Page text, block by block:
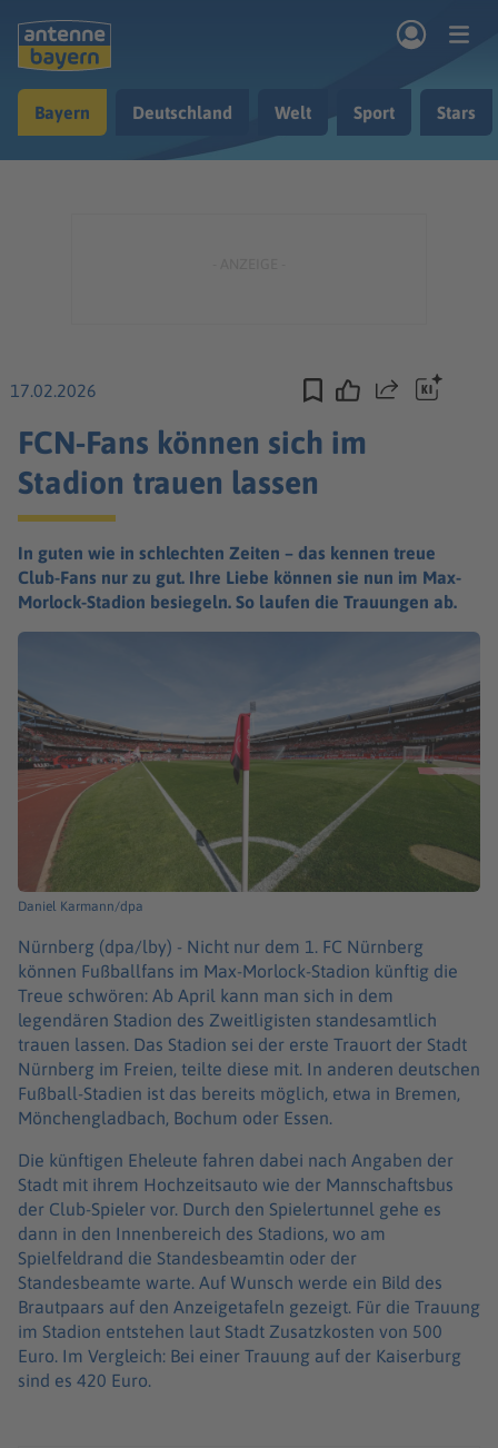
Musik & Radio
Bayern Deutschland Welt Sport Stars
17.02.2026 Teilen
FCN-Fans können sich im
Stadion trauen lassen
In guten wie in schlechten Zeiten – das kennen treue
Club-Fans nur zu gut. Ihre Liebe können sie nun im Max-
Morlock-Stadion besiegeln. So laufen die Trauungen ab.
Daniel Karmann/dpa
Nürnberg (dpa/lby) - Nicht nur dem 1. FC Nürnberg
können Fußballfans im Max-Morlock-Stadion künftig die
Treue schwören: Ab April kann man sich in dem
legendären Stadion des Zweitligisten standesamtlich
trauen lassen. Das Stadion sei der erste Trauort der Stadt
Nürnberg im Freien, teilte diese mit. In anderen deutschen
Fußball-Stadien ist das bereits möglich, etwa in Bremen,
Mönchengladbach, Bochum oder Essen.
Die künftigen Eheleute fahren dabei nach Angaben der
Stadt mit ihrem Hochzeitsauto wie der Mannschaftsbus
der Club-Spieler vor. Durch den Spielertunnel gehe es
dann in den Innenbereich des Stadions, wo am
Spielfeldrand die Standesbeamtin oder der
Standesbeamte warte. Auf Wunsch werde ein Bild des
Brautpaars auf den Anzeigetafeln gezeigt. Für die Trauung
im Stadion entstehen laut Stadt Zusatzkosten von 500
Euro. Im Vergleich: Bei einer Trauung auf der Kaiserburg
sind es 420 Euro.